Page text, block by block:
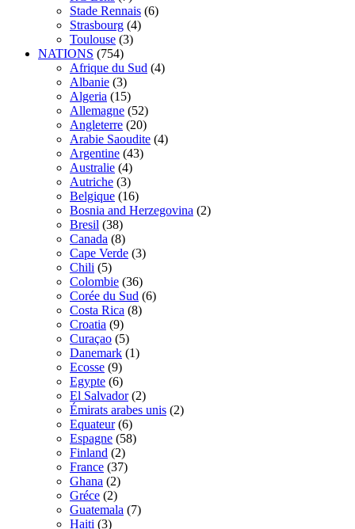
Stade Rennais (6)
Strasbourg (4)
Toulouse (3)
NATIONS (754)
Afrique du Sud (4)
Albanie (3)
Algeria (15)
Allemagne (52)
Angleterre (20)
Arabie Saoudite (4)
Argentine (43)
Australie (4)
Autriche (3)
Belgique (16)
Bosnia and Herzegovina (2)
Bresil (38)
Canada (8)
Cape Verde (3)
Chili (5)
Colombie (36)
Corée du Sud (6)
Costa Rica (8)
Croatia (9)
Curaçao (5)
Danemark (1)
Ecosse (9)
Egypte (6)
El Salvador (2)
Émirats arabes unis (2)
Equateur (6)
Espagne (58)
Finland (2)
France (37)
Ghana (2)
Gréce (2)
Guatemala (7)
Haiti (3)